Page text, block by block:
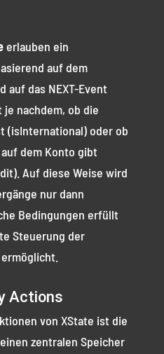
erlauben ein
auf dem
auf das NEXT-Event
nachdem, ob die
(isInternational) oder ob
dem Konto gibt
Auf diese Weise wird
nur dann
Bedingungen erfüllt
Steuerung der
Actions
von XState ist die
zentralen Speicher